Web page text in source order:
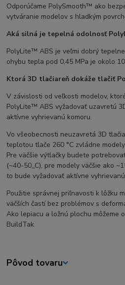
Odporúčame PolySmooth™ ako
vytváranie modelov s hladkým
Aká silná je tepelná odolnosť
PolyLite™ ABS je veľmi dobrý
ohybu tepla pod 0,45 MPa je okolo
Ktorá 3D tlačiareň dokáže tlačiť
V závislosti od veľkosti modelov,
PolyLite™ ABS vyžadovať uzavretú
aktívne vyhrievanú komoru.
Vo všeobecnosti neuzavretá 3D
teplotou tlače 260 °C zvládne
Pre väčšie výtlačky budete
(~40-50_C), pre modely väčšie ako
to bude vyžadovať aktívne
Použitie správnej priľnavosti k lôžku
väčších častí bez problémov s
Ako lepiacu a ložnú plochu môžeme
BuildTak
Pôvod tovaru